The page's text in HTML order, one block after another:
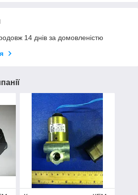
14 днів за домовленістю